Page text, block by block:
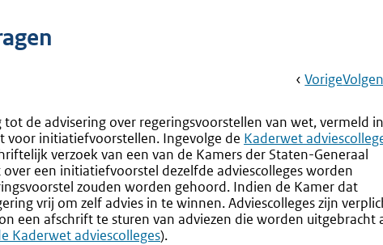
Book
Ga
VorigeGa
de advisering over regeringsvoorstellen van wet, vermeld in
voor initiatiefvoorstellen. Ingevolge de Externe
link:
Kaderwet
verzoek van een van de Kamers der Staten-Generaal
een initiatiefvoorstel dezelfde adviescolleges worden
zouden worden gehoord. Indien de Kamer dat
vrij om zelf advies in te winnen. Adviescolleges zijn
een afschrift te sturen van adviezen die worden uitgebracht
Kaderwet adviescolleges).